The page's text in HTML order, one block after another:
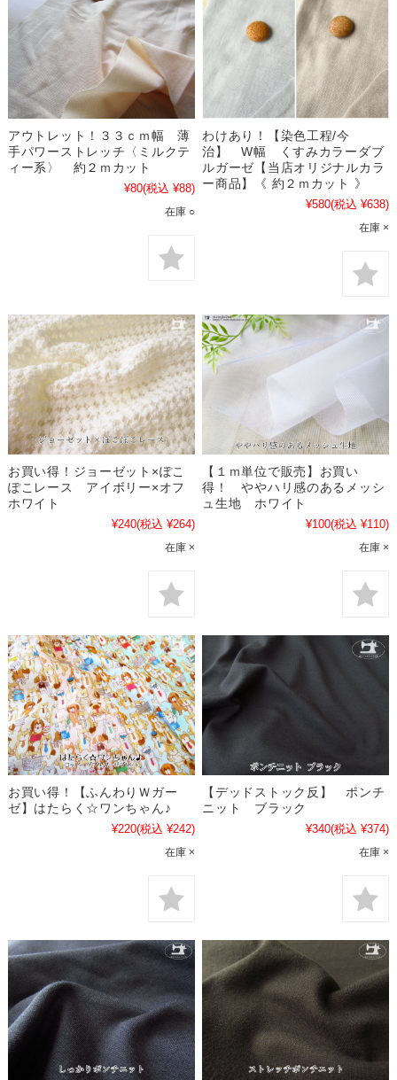
アウトレット！３３ｃｍ幅 薄
手パワーストレッチ〈ミルクテ
ィー系〉 約２ｍカット
¥80(税込 ¥88)
在庫 ○
わけあり！【染色工程/今
治】 W幅 くすみカラーダブ
ルガーゼ【当店オリジナルカラ
ー商品】《 約２ｍカット 》
¥580(税込 ¥638)
在庫 ×
お買い得！ジョーゼット×ぽこ
ぽこレース アイボリー×オフ
ホワイト
¥240(税込 ¥264)
在庫 ×
【１ｍ単位で販売】お買い
得！ ややハリ感のあるメッシ
ュ生地 ホワイト
¥100(税込 ¥110)
在庫 ×
お買い得！【ふんわりＷガー
ゼ】はたらく☆ワンちゃん♪
¥220(税込 ¥242)
在庫 ×
【デッドストック反】 ポンチ
ニット ブラック
¥340(税込 ¥374)
在庫 ×